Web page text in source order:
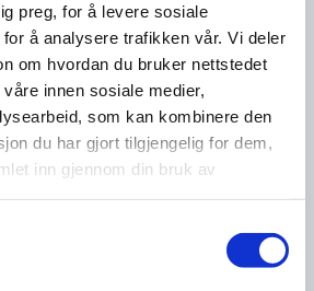
preg, for å levere sosiale
å analysere trafikken vår. Vi deler
om hvordan du bruker nettstedet
innen sosiale medier,
som kan kombinere den
du har gjort tilgjengelig for dem,
inn gjennom din bruk av